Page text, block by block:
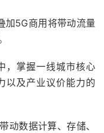
加5G商用将带动流量
，掌握一线城市核心
以及产业议价能力的
动数据计算、存储、